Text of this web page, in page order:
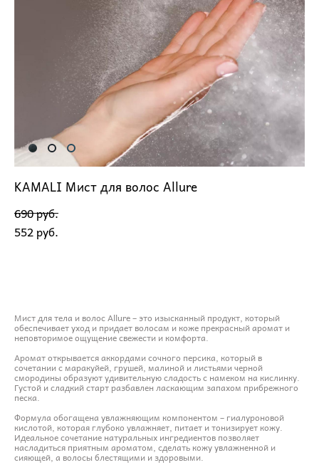
KAMALI Мист для волос Allure
690 pуб.
552 pуб.
Мист для тела и волос Allure – это изысканный продукт, который
обеспечивает уход и придает волосам и коже прекрасный аромат и
неповторимое ощущение свежести и комфорта.
Аромат открывается аккордами сочного персика, который в
сочетании с маракуйей, грушей, малиной и листьями черной
смородины образуют удивительную сладость с намеком на кислинку.
Густой и сладкий старт разбавлен ласкающим запахом прибрежного
песка.
Формула обогащена увлажняющим компонентом – гиалуроновой
кислотой, которая глубоко увлажняет, питает и тонизирует кожу.
Идеальное сочетание натуральных ингредиентов позволяет
насладиться приятным ароматом, сделать кожу увлажненной и
сияющей, а волосы блестящими и здоровыми.